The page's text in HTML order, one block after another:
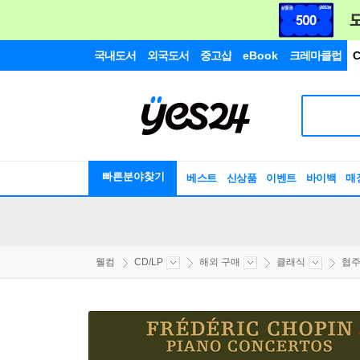
국내도서 외국도서 중고샵 eBook 크레마클럽
빠른분야찾기 베스트 신상품 이벤트 바이백 매
웰컴 CD/LP 해외 구매 클래식 협